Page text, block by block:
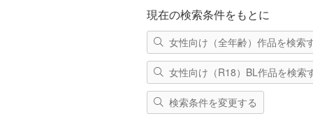
現在の検索条件をもとに
女性向け（全年齢）作品を検索
女性向け（R18）BL作品を検索
検索条件を変更する